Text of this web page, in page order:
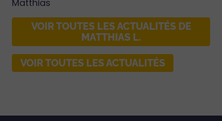
Matthias
VOIR TOUTES LES ACTUALITÉS DE
MATTHIAS L.
VOIR TOUTES LES ACTUALITÉS